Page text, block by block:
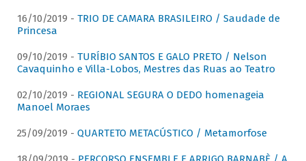
16/10/2019 - TRIO DE CAMARA BRASILEIRO / Saudade de
Princesa
09/10/2019 - TURÍBIO SANTOS E GALO PRETO / Nelson
Cavaquinho e Villa-Lobos, Mestres das Ruas ao Teatro
02/10/2019 - REGIONAL SEGURA O DEDO homenageia
Manoel Moraes
25/09/2019 - QUARTETO METACÚSTICO / Metamorfose